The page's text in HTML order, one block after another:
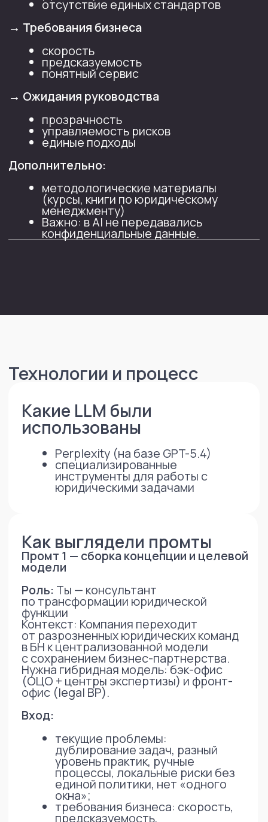
с сохранением бизнес-партнерства.
(ОЦО + центры экспертизы) и фронт-
офис (legal BP).
Вход:
текущие проблемы:
дублирование задач, разный
уровень практик, ручные
процессы, локальные риски без
единой политики, нет «одного
требования бизнеса: скорость,
предсказуемость,
ответственность, наличие
человека «на земле» для
инцидентов;
численность на первом этапе;
переход поэтапный
Задача:
Предложи 2−3 варианта целевой
модели и выбери оптимальную;
Опиши роли (ОЦО/экспертиза/
суды/проверки/фронт-офис)
и границы ответственности;
для акционеров: 10−12 слайдов
(проблема, решение, модель, эффекты,
риски, план, бюджет/ресурсы). Добавь
Промт 3 — итерационные уточнения
Задай 15 уточняющих вопросов, без
оргмодель и дорожную карту (типовые/
нетиповые услуги, пики нагрузки,
критичные риски, требования к сервису,
приоритизация, роли в проверках/
судах, ИТ-ландшафт).
После первичной сборки концепции
добавлялась новая фактура
(комментарии бизнеса, замечания
руководителей, ограничения
по ресурсам/срокам, локальные
исключения), а ИИ помогал быстро
вид: уточнялись формулировки и логика
целевой модели, границы ролей
и ответственности, правила сервиса,
маршрутизация и эскалации, метрики
и SLA, а также дорожная карта
с контрольными точками.
В этом же рабочем контуре
параллельно готовились артефакты
внедрения: черновики и финальные
версии регламентов взаимодействия,
структура каталога услуг/типовых
кейсов, наброски ТЗ для
автоматизации, тексты для
коммуникаций и обучения бизнеса,
формулировки задач. За счёт такого
режима пересборки материалы
для согласования, пилота и запуска,
без потери логики и единого языка
во всех документах.